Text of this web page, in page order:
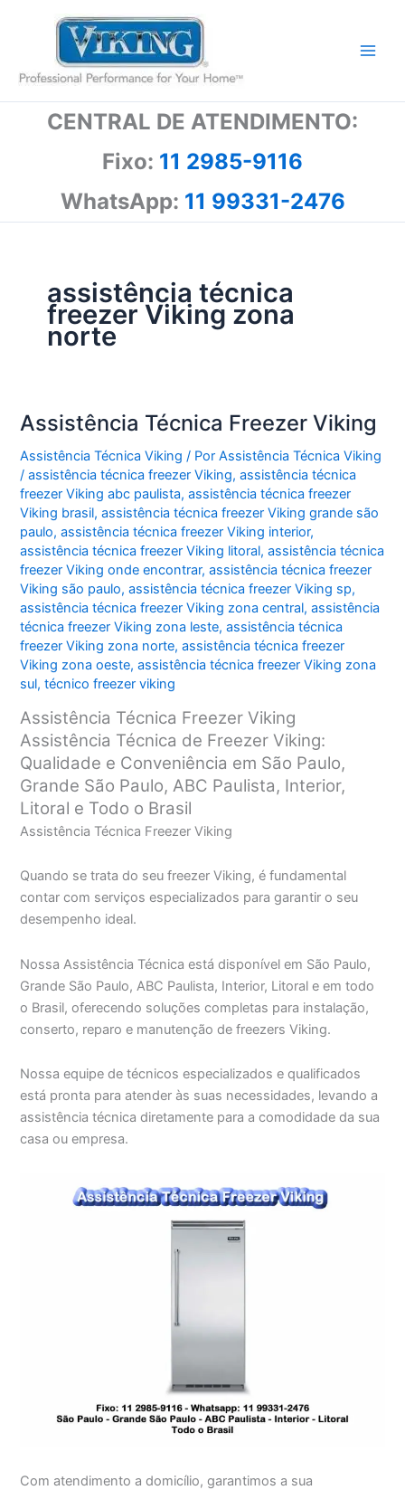
conteúdo
CENTRAL DE ATENDIMENTO:
Fixo: 11 2985-9116
WhatsApp: 11 99331-2476
assistência técnica
freezer Viking zona
norte
Assistência Técnica Freezer Viking
Assistência Técnica Viking / PorAssistência Técnica Viking
/assistência técnica freezer Viking,assistência técnica
freezer Viking abc paulista,assistência técnica freezer
Viking brasil,assistência técnica freezer Viking grande são
paulo,assistência técnica freezer Viking interior,
assistência técnica freezer Viking litoral,assistência técnica
freezer Viking onde encontrar,assistência técnica freezer
Viking são paulo,assistência técnica freezer Viking sp,
assistência técnica freezer Viking zona central,assistência
técnica freezer Viking zona leste,assistência técnica
freezer Viking zona norte,assistência técnica freezer
Viking zona oeste,assistência técnica freezer Viking zona
sul,técnico freezer viking
Assistência Técnica Freezer Viking
Assistência Técnica de Freezer Viking:
Qualidade e Conveniência em São Paulo,
Grande São Paulo, ABC Paulista, Interior,
Litoral e Todo o Brasil
Assistência Técnica Freezer Viking
Quando se trata do seu freezer Viking, é fundamental
contar com serviços especializados para garantir o seu
desempenho ideal.
Nossa Assistência Técnica está disponível em São Paulo,
Grande São Paulo, ABC Paulista, Interior, Litoral e em todo
o Brasil, oferecendo soluções completas para instalação,
conserto, reparo e manutenção de freezers Viking.
Nossa equipe de técnicos especializados e qualificados
está pronta para atender às suas necessidades, levando a
assistência técnica diretamente para a comodidade da sua
casa ou empresa.
Com atendimento a domicílio, garantimos a sua